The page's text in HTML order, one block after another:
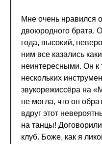
Мне очень нравился
двоюродного брата.
года, высокий,
ним все казались
неинтересными. Он к
нескольких
звукорежиссёра на
не могла, что он
вдруг этот
на танцы!
клуб. Боже, как я